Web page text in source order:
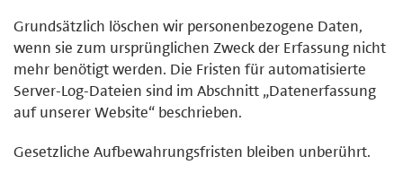
Grundsätzlich löschen wir personenbezogene Daten,
wenn sie zum ursprünglichen Zweck der Erfassung nicht
mehr benötigt werden. Die Fristen für automatisierte
Server-Log-Dateien sind im Abschnitt „Datenerfassung
auf unserer Website“ beschrieben.
Gesetzliche Aufbewahrungsfristen bleiben unberührt.